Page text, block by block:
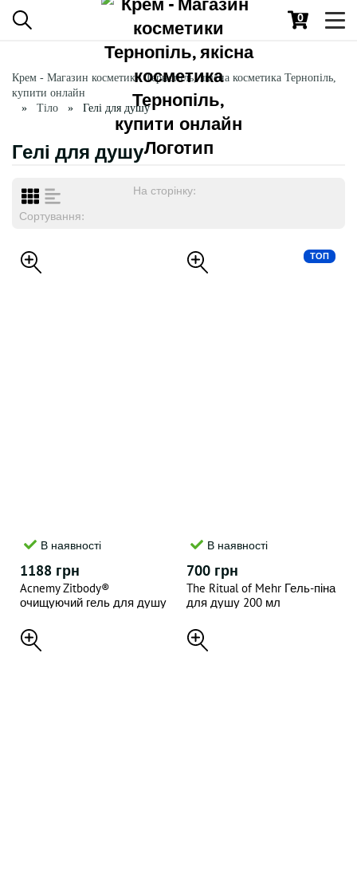
0
Крем - Магазин косметики Тернопіль, якісна косметика Тернопіль,
купити онлайн
Тіло
Гелі для душу
Гелі для душу
На сторінку:
Сортування:
В наявності
1188 грн
Acnemy Zitbody®
очищуючий гель для душу
ТОП
В наявності
700 грн
The Ritual of Mehr Гель-піна
для душу 200 мл